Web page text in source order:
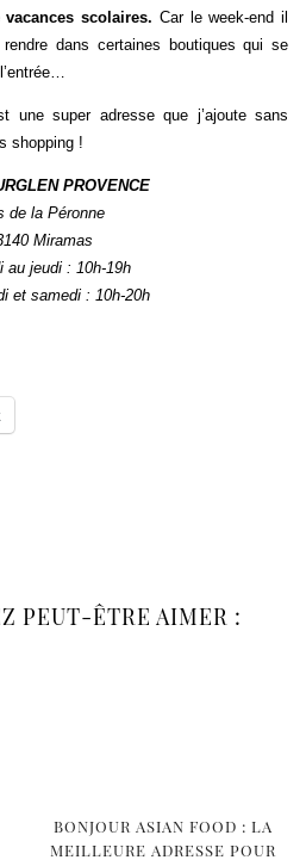
scolaires. Car le week-end il
dans certaines boutiques qui se
une super adresse que j’ajoute sans
shopping !
PROVENCE
de la Péronne
Miramas
au jeudi : 10h-19h
et samedi : 10h-20h
PEUT-ÊTRE AIMER :
BONJOUR ASIAN FOOD : LA
MEILLEURE ADRESSE POUR